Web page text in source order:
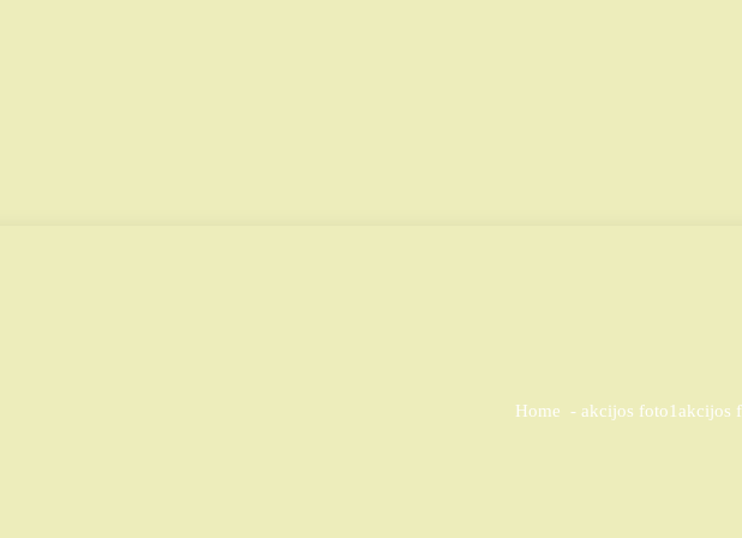
Home - akcijos foto1akcijos